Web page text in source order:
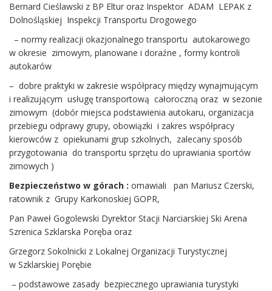
Bernard Cieślawski z BP Eltur oraz Inspektor ADAM LEPAK z
Dolnośląskiej Inspekcji Transportu Drogowego
– normy realizacji okazjonalnego transportu autokarowego
w okresie zimowym, planowane i doraźne , formy kontroli
autokarów
– dobre praktyki w zakresie współpracy między wynajmującym
i realizującym usługę transportową całoroczną oraz w sezonie
zimowym (dobór miejsca podstawienia autokaru, organizacja
przebiegu odprawy grupy, obowiązki i zakres współpracy
kierowców z opiekunami grup szkolnych, zalecany sposób
przygotowania do transportu sprzętu do uprawiania sportów
zimowych )
Bezpieczeństwo w górach : omawiali pan Mariusz Czerski,
ratownik z Grupy Karkonoskiej GOPR,
Pan Paweł Gogolewski Dyrektor Stacji Narciarskiej Ski Arena
Szrenica Szklarska Poręba oraz
Grzegorz Sokolnicki z Lokalnej Organizacji Turystycznej
w Szklarskiej Porębie
– podstawowe zasady bezpiecznego uprawiania turystyki